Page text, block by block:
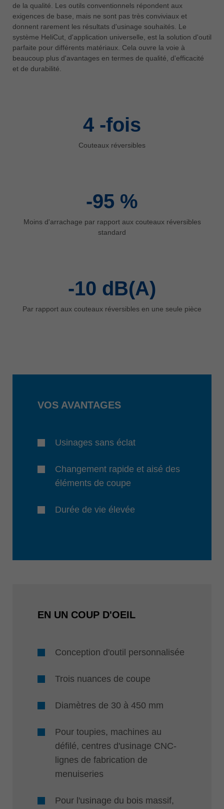
Việt Nam
tiếng việt
中国
de la qualité. Les outils conventionnels répondent aux
exigences de base, mais ne sont pas très conviviaux et
donnent rarement les résultats d'usinage souhaités. Le
système HeliCut, d'application universelle, est la solution d'outil
parfaite pour différents matériaux. Cela ouvre la voie à
beaucoup plus d'avantages en termes de qualité, d'efficacité
et de durabilité.
4 -fois
Couteaux réversibles
-95 %
Moins d'arrachage par rapport aux couteaux réversibles
standard
-10 dB(A)
Par rapport aux couteaux réversibles en une seule pièce
VOS AVANTAGES
Usinages sans éclat
Changement rapide et aisé des
éléments de coupe
Durée de vie élevée
EN UN COUP D'OEIL
Conception d'outil personnalisée
Trois nuances de coupe
Diamètres de 30 à 450 mm
Pour toupies, machines au
défilé, centres d'usinage CNC-
lignes de fabrication de
menuiseries
Pour l'usinage du bois massif,